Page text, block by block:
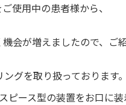
使用中の患者様から、
会が増えましたので、ご
グを取り扱っております。
ピース型の装置をお口に装